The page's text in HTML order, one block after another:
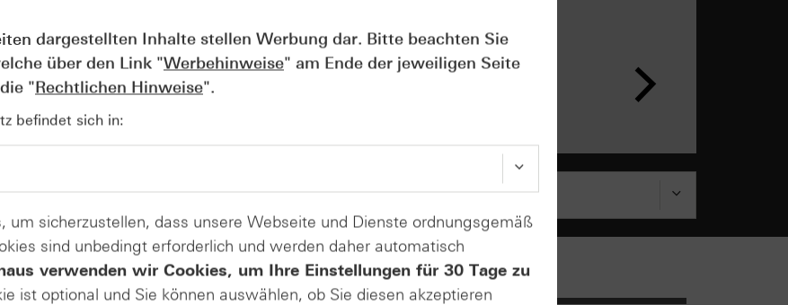
Der Blick ins Kleingedruckte: Kosten &
Kündigungen bei Derivaten - Webinar
vom 04.08.2026
dargestellten Inhalte stellen Werbung dar. Bitte beachten Sie
über den Link "Werbehinweise" am Ende der jeweiligen Seite
"Rechtlichen Hinweise".
befindet sich in:
um sicherzustellen, dass unsere Webseite und Dienste ordnungsgemäß
sind unbedingt erforderlich und werden daher automatisch
verwenden wir Cookies, um Ihre Einstellungen für 30 Tage zu
ist optional und Sie können auswählen, ob Sie diesen akzeptieren